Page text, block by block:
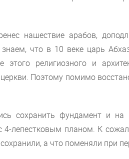
нашествие арабов,
что в 10 веке царь
религиозного и
Поэтому помимо
сохранить фундамент и на
4-лепестковым планом. К
а что поменяли при